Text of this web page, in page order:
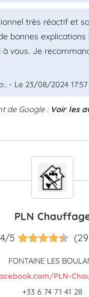
très réactif et
bonnes explications
à vous. Je
- Le 23/08/2024
de Google : Voir les
PLN
5
FONTAINE LES
PLN-
+33 6 74 71 41 28